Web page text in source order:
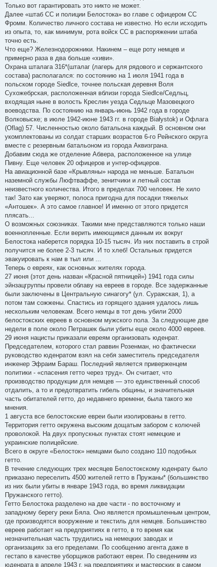
Только вот гарантировать это никто не может.
Далее «штаб СС и полиции Белостока» во главе с офицером СС
Фромм. Количество личного состава не известно. Но если исходить
из опыта, то, как минимум, рота войск СС в распоряжении штаба
точно есть.
Что еще? Железнодорожники. Накинем – еще роту немцев и
примерно раза в два больше «хиви».
Охрана шталага 316*(шталаг (лагерь для рядового и сержантского
состава) располагался: по состоянию на 1 июля 1941 года в
польском городе Siedlce, точнее польская деревня Воля
Сухожебрская, расположенная вблизи города Siedlce/Седльц,
входящая ныне в волость Креслин уезда Седльце Мазовецкого
воеводства. По состоянию на январь-июнь 1942 года в городе
Волковыске; в июле 1942-июне 1943 гг. в городе Białystok) и Офлага
(Oflag) 57. Численностью около батальона каждый. В основном они
укомплектованы из солдат старших возрастов 6-го Рейнского округа
вместе с резервным батальоном из города Аквизграна.
Добавим сюда же отделение Абвера, расположенное на улице
Пивну. Еще человек 20 офицеров и унтер-офицеров.
На авиационной базе «Крывляны» народа не меньше. Батальон
наземной службы Люфтваффе, зенитчики и летный состав
неизвестного количества. Итого в пределах 700 человек. Не хило
так! Зато как уверяют, полоса пригодна для посадки тяжелых
«Антошек». А это самое главное! И именно от этого придется
плясать...
О возможных союзниках. Такими мне представляются только наши
военнопленные. Если верить имеющимся данным их вокруг
Белостока наберется порядка 10-15 тысяч. Из них поставить в строй
получится не более 2-3 тысяч. И то хлеб! Остальных придется
эвакуировать к нам в тыл или ...
Теперь о евреях, как основных жителях города.
27 июня (этот день назван «Красной пятницей») 1941 года силы
эйнзацгруппы провели облаву на евреев в городе. Все задержанные
были заключены в Центральную синагогу* (ул. Суражская, 1), а
потом там сожжены. Спастись из горящего здания удалось лишь
нескольким человекам. Всего немцы в тот день убили 2000
белостокских евреев в основном мужского пола. За следующие две
недели в поле около Петрашек были убиты еще около 4000 евреев.
29 июня нацисты приказали евреям организовать юденрат.
Председателем, которого стал раввин Розенман, но фактически
руководство юденратом взял на себя заместитель председателя
инженер Эфраим Бараш. Последний является приверженцем
политики - «спасения гетто через труд». Он считает, что
производство продукции для немцев — это единственный способ
отдалить, а то и предотвратить гибель общины, и значительная
часть обитателей гетто, до недавнего времени, была такого же
мнения.
1 августа все белостокские евреи были изолированы в гетто.
Территория гетто окружена высоким дощатым забором с колючей
проволокой. На двух пропускных пунктах стоят немецкие и
украинские полицейские.
Всего в округе «Белосток» немцами было создано 110 подобных
гетто.
В течение следующих трех месяцев Белостокскому юденрату было
приказано переселить 4500 жителей гетто в Пружаны* (большинство
из них были убиты в январе 1943 года, во время ликвидации
Пружанского гетто).
Гетто Белостока разделено на две части - по восточному и
западному берегу реки Бяла. Оно является промышленным центром,
где производятся вооружение и текстиль для немцев. Большинство
евреев работает на предприятиях в гетто, в то время как
незначительная часть трудились на немецких заводах и
организациях за его пределами. По сообщению агента даже в
гестапо в качестве уборщиков работают евреи. По сведениям из
юденрата в апреле 1943 г. на предприятиях и мастерских в самом